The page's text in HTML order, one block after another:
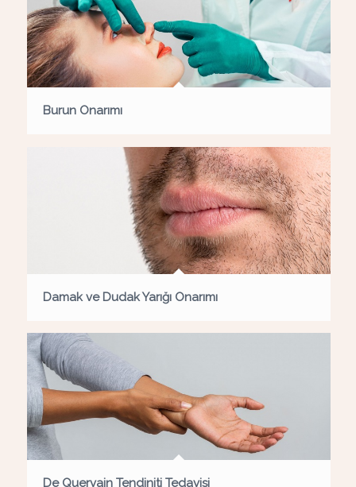
Burun Onarımı
Damak ve Dudak Yarığı Onarımı
De Quervain Tendiniti Tedavisi